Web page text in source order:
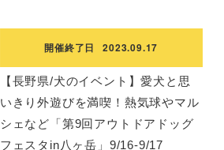
開催終了日 2023.09.17
【長野県/犬のイベント】愛犬と思
いきり外遊びを満喫！熱気球やマル
シェなど「第9回アウトドアドッグ
フェスタin八ヶ岳」9/16-9/17